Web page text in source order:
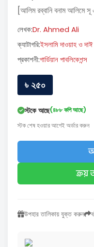
[আলিম রব্বানি বনাম আলিমে সূ
লেখক:Dr. Ahmed Ali
ক্যাটাগরি:ইসলামি দাওয়াহ ও দাঈ
প্রকাশনী:গার্ডিয়ান পাবলিকেশন্স
৳ ২৫০
স্টকে আছে(৪৮৮ কপি আছে)
স্টক শেষ হওয়ার আগেই অর্ডার করুন
ক্রয়
উপহার তালিকায় যুক্ত করুন